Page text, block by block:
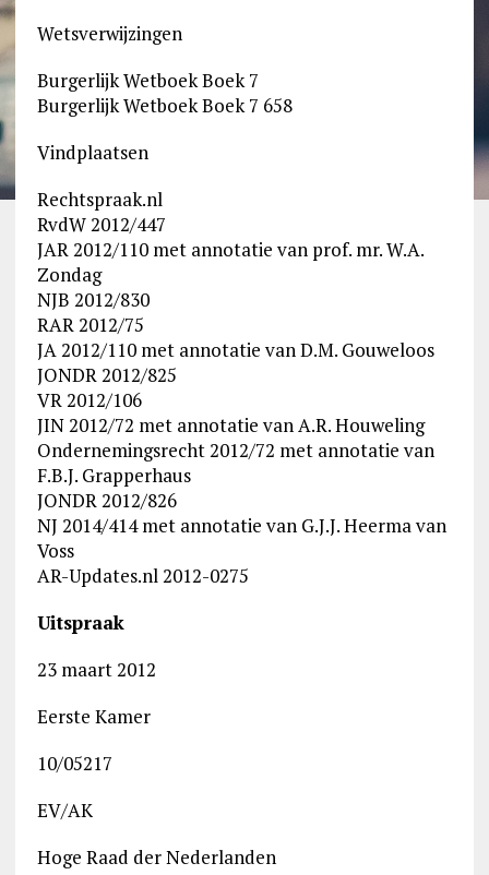
Wetsverwijzingen
Burgerlijk Wetboek Boek 7
Burgerlijk Wetboek Boek 7 658
Vindplaatsen
Rechtspraak.nl
RvdW 2012/447
JAR 2012/110 met annotatie van prof. mr. W.A.
Zondag
NJB 2012/830
RAR 2012/75
JA 2012/110 met annotatie van D.M. Gouweloos
JONDR 2012/825
VR 2012/106
JIN 2012/72 met annotatie van A.R. Houweling
Ondernemingsrecht 2012/72 met annotatie van
F.B.J. Grapperhaus
JONDR 2012/826
NJ 2014/414 met annotatie van G.J.J. Heerma van
Voss
AR-Updates.nl 2012-0275
Uitspraak
23 maart 2012
Eerste Kamer
10/05217
EV/AK
Hoge Raad der Nederlanden